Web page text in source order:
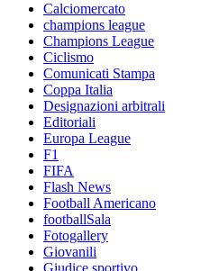
Calciomercato
champions league
Champions League
Ciclismo
Comunicati Stampa
Coppa Italia
Designazioni arbitrali
Editoriali
Europa League
F1
FIFA
Flash News
Football Americano
footballSala
Fotogallery
Giovanili
Giudice sportivo